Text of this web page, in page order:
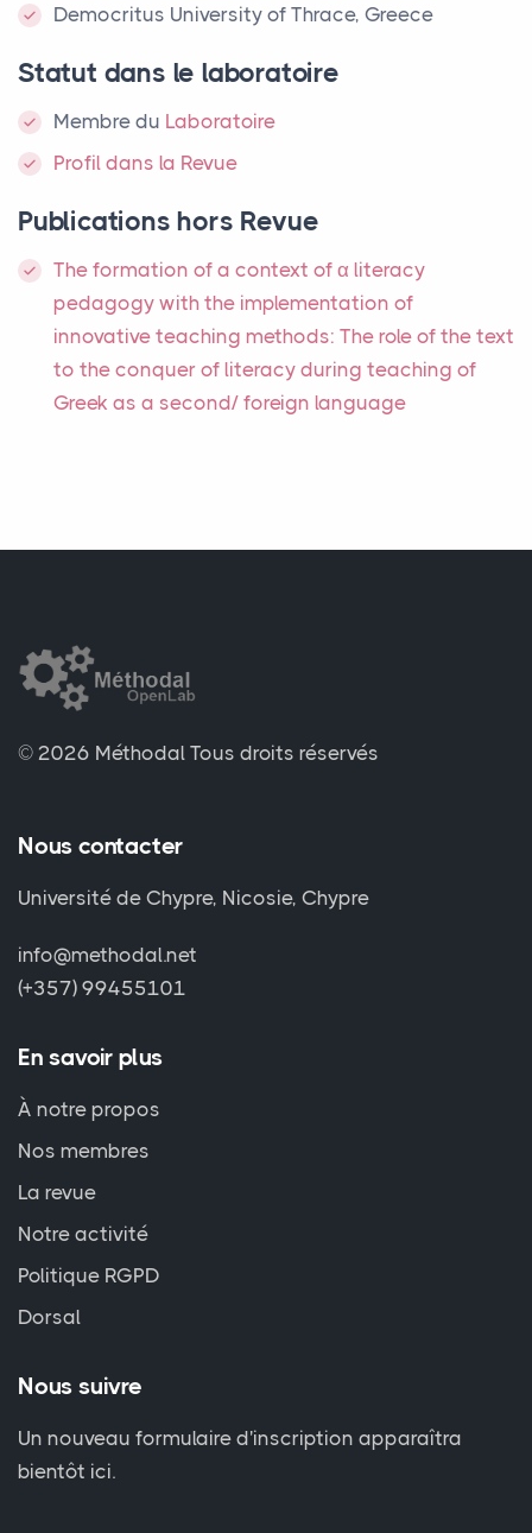
Democritus University of Thrace, Greece
Statut dans le laboratoire
Membre du Laboratoire
Profil dans la Revue
Publications hors Revue
The formation of a context of α literacy
pedagogy with the implementation of
innovative teaching methods: The role of the text
to the conquer of literacy during teaching of
Greek as a second/ foreign language
© 2026 Méthodal Tous droits réservés
Nous contacter
Université de Chypre, Nicosie, Chypre
info@methodal.net
(+357) 99455101
En savoir plus
À notre propos
Nos membres
La revue
Notre activité
Politique RGPD
Dorsal
Nous suivre
Un nouveau formulaire d'inscription apparaîtra
bientôt ici.